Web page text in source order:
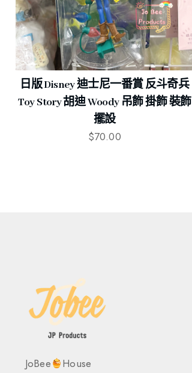
日版 Disney 迪士尼一番賞 反斗奇兵
Toy Story 胡迪 Woody 吊飾 掛飾 裝飾
擺設
$70.00
JoBee
House